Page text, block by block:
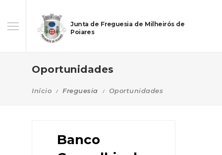
Junta de Freguesia de Milheirós de
Poiares
Oportunidades
Início Freguesia Oportunidades
Banco